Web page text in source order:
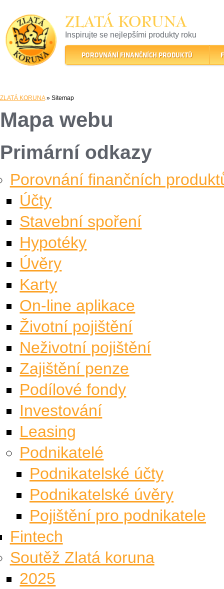
ZLATÁ KORUNA
Inspirujte se nejlepšími produkty roku
22 let tradice a kvality na finančním trhu
POROVNÁNÍ FINANČNÍCH PRODUKTŮ
ZLATÁ KORUNA» Sitemap
Mapa webu
Primární odkazy
Porovnání finančních
Účty
Stavební spoření
Hypotéky
Úvěry
Karty
On-line aplikace
Životní pojištění
Neživotní pojištění
Zajištění penze
Podílové fondy
Investování
Leasing
Podnikatelé
Podnikatelské účty
Podnikatelské úvěry
Pojištění pro podnikatele
Fintech
Soutěž Zlatá koruna
2025